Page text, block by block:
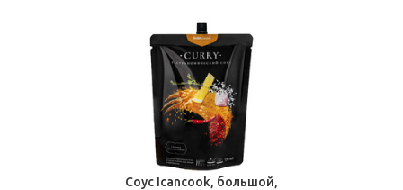
Соус Icancook, большой,